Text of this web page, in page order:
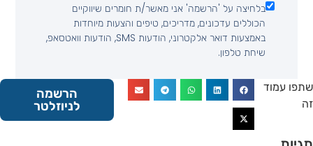
בלחיצה על 'הרשמה' אני מאשר/ת חומרים שיווקיים
הכוללים עדכונים, מדריכים, טיפים והצעות מיוחדות
באמצעות דואר אלקטרוני, הודעות SMS, הודעות וואטסאפ,
שיחת טלפון.
עמוד
הרשמה
לניוזלטר